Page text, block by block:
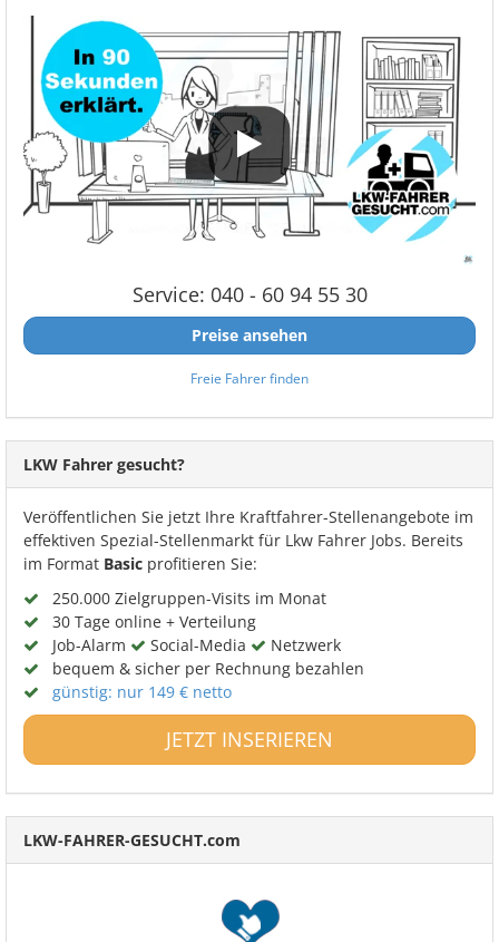
Service: 040 - 60 94 55 30
Preise ansehen
Freie Fahrer finden
LKW Fahrer gesucht?
Veröffentlichen Sie jetzt Ihre Kraftfahrer-Stellenangebote im
effektiven Spezial-Stellenmarkt für Lkw Fahrer Jobs. Bereits
im Format Basic profitieren Sie:
250.000 Zielgruppen-Visits im Monat
30 Tage online + Verteilung
Job-Alarm
Social-Media
Netzwerk
bequem & sicher per Rechnung bezahlen
günstig: nur 149 € netto
JETZT INSERIEREN
LKW-FAHRER-GESUCHT.com